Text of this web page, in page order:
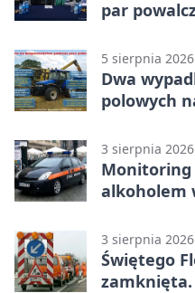
par
5 sierpnia 2026
Dwa
polowych
3 sierpnia 2026
Monitoring
alkoholem
3 sierpnia 2026
Świętego
zamknięta.